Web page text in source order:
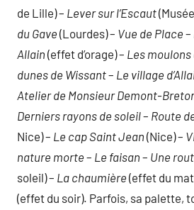
de Lille) – Lever sur l’Escaut
du Gave (Lourdes) – Vue de Place –
Allain (effet d’orage) – Les moulons
dunes de Wissant– Le village
Atelier de Monsieur Demont-
Derniers rayons de soleil– Route
Nice) – Le cap Saint Jean (Nice) –
nature morte – Le faisan – Une
soleil) – La chaumière (effet du
(effet du soir). Parfois, sa palette,